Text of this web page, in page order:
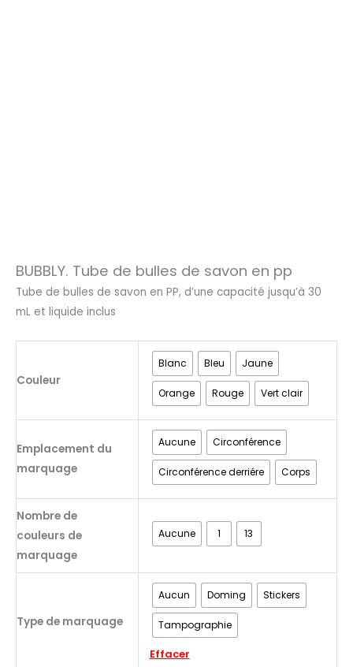
BUBBLY. Tube de bulles de savon en pp
Tube de bulles de savon en PP, d’une capacité jusqu’à 30
mL et liquide inclus
Couleur
Blanc Bleu Jaune
Orange Rouge Vert clair
Emplacement du
marquage
Aucune Circonférence
Circonférence derriére Corps
Nombre de
couleurs de
marquage
Aucune 1 13
Type de marquage
Aucun Doming Stickers
Tampographie
Effacer